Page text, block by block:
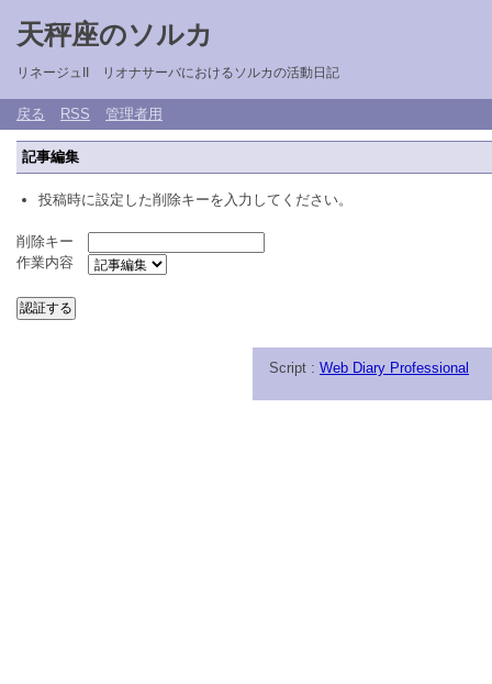
天秤座のソルカ
リネージュII リオナサーバにおけるソルカの活動日記
戻る RSS 管理者用
記事編集
投稿時に設定した削除キーを入力してください。
削除キー
作業内容
Script : Web Diary Professional